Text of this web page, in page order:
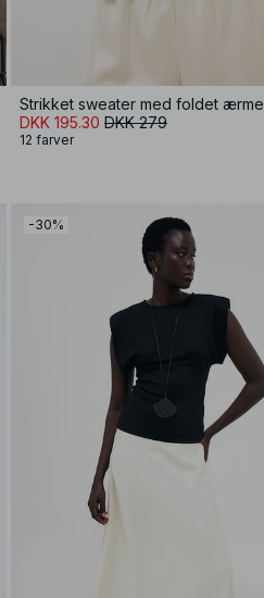
Strikket sweater med foldet ærme
DKK 195.30 DKK 279
12 farver
-30%